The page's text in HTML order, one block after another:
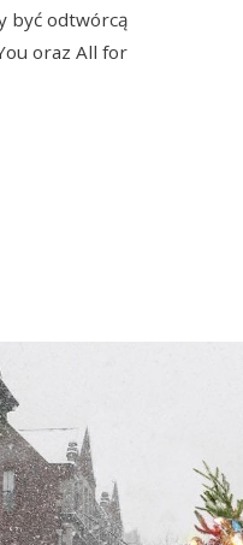
być odtwórcą
oraz All for